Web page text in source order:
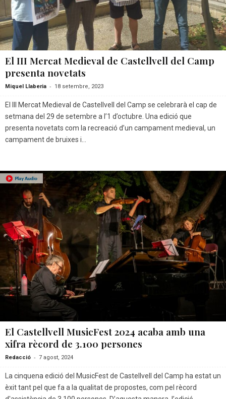
El III Mercat Medieval de Castellvell del Camp
presenta novetats
Miquel Llaberia - 18 setembre, 2023
El III Mercat Medieval de Castellvell del Camp se celebrarà el cap de
setmana del 29 de setembre a l’1 d’octubre. Una edició que
presenta novetats com la recreació d’un campament medieval, un
campament de bruixes i...
El Castellvell MusicFest 2024 acaba amb una
xifra rècord de 3.100 persones
Redacció - 7 agost, 2024
La cinquena edició del MusicFest de Castellvell del Camp ha estat un
èxit tant pel que fa a la qualitat de propostes, com pel rècord